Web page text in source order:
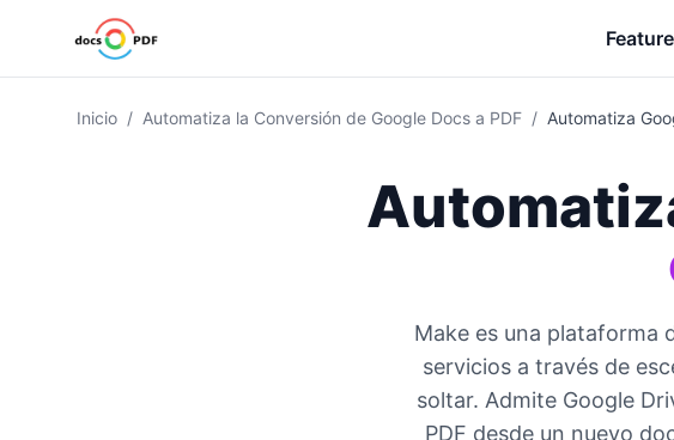
Inicio / Automatiza la Conversión de Google Docs a PDF / Automatiza
Make es una plataforma
servicios a través de
soltar. Admite Google
PDF desde un nuevo